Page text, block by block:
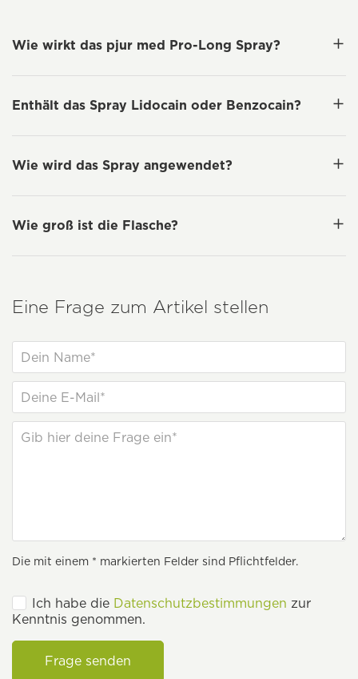
Wie wirkt das pjur med Pro-Long Spray?
Enthält das Spray Lidocain oder Benzocain?
Wie wird das Spray angewendet?
Wie groß ist die Flasche?
Eine Frage zum Artikel stellen
Die mit einem * markierten Felder sind Pflichtfelder.
Ich habe die Datenschutzbestimmungen zur
Kenntnis genommen.
Frage senden